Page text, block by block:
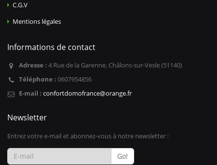
C.G.V
Mentions légales
Informations de contact
Adresse : 4 Rue de la Garenne, Châlons-sur-Vesle (51140)
Téléphone : 0607954856
E-mail : confortdomofrance@orange.fr
Newsletter
Entrez votre e-mail et abonnez-vous à notre newsletter :
Go!